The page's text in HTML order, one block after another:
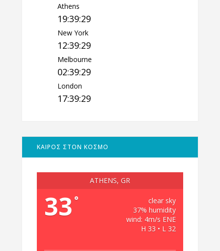
Athens
19:39:30
New York
12:39:30
Melbourne
02:39:30
London
17:39:30
ΚΑΙΡΟΣ ΣΤΟΝ ΚΟΣΜΟ
ATHENS, GR
33 °
clear sky
37% humidity
wind: 4m/s ENE
H 33 • L 32